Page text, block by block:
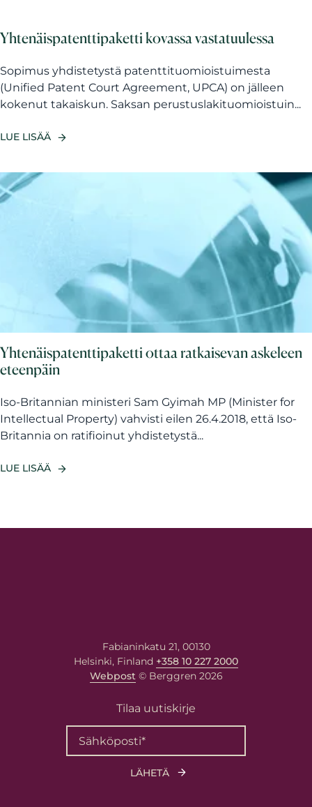
Yhtenäispatenttipaketti kovassa vastatuulessa
Sopimus yhdistetystä patenttituomioistuimesta
(Unified Patent Court Agreement, UPCA) on jälleen
kokenut takaiskun. Saksan perustuslakituomioistuin...
LUE LISÄÄ
Yhtenäispatenttipaketti ottaa ratkaisevan askeleen
eteenpäin
Iso-Britannian ministeri Sam Gyimah MP (Minister for
Intellectual Property) vahvisti eilen 26.4.2018, että Iso-
Britannia on ratifioinut yhdistetystä...
LUE LISÄÄ
Fabianinkatu 21, 00130
Helsinki, Finland +358 10 227 2000
Webpost© Berggren 2026
Tilaa uutiskirje